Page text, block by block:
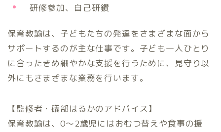
研修参加、自己研鑽
保育教諭は、子どもたちの発達をさまざまな面から
サポートするのが主な仕事です。子ども一人ひとり
に合ったきめ細やかな支援を行うために、見守り以
外にもさまざまな業務を行います。
【監修者・礒部はるかのアドバイス】
保育教諭は、0～2歳児にはおむつ替えや食事の援